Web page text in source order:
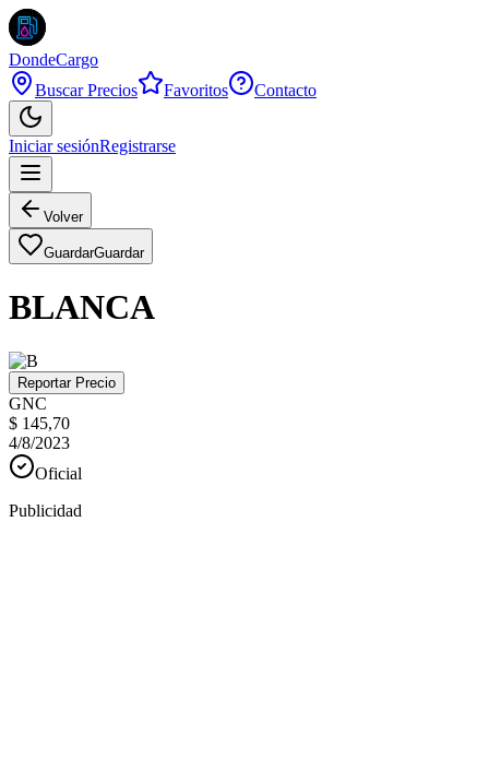
DondeCargo
Buscar Precios
Favoritos Contacto
Iniciar sesiónRegistrarse
Volver
GuardarGuardar
BLANCA
Reportar Precio
GNC
$ 145,70
4/8/2023
Oficial
Publicidad